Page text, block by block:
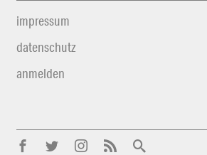
impressum
datenschutz
anmelden